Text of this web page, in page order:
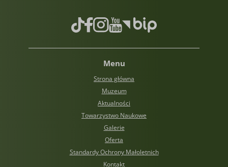
TikTokFacebook
Instagram
Youtube
Biuletyn informacji
Menu
Strona główna
Muzeum
Aktualności
Towarzystwo Naukowe
Galerie
Oferta
Standardy Ochrony Małoletnich
Kontakt